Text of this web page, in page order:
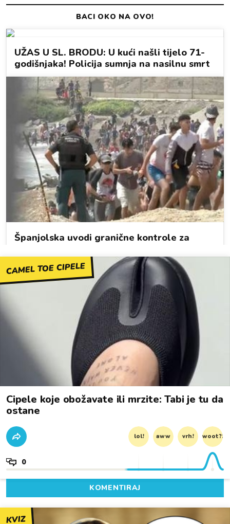
CAMEL TOE CIPELE
Cipele koje obožavate ili mrzite: Tabi je tu da
ostane
lol! aww vrh! woot?!
0
KOMENTIRAJ
KVIZ